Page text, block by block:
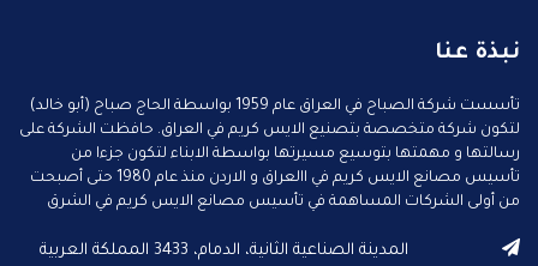
نبذة عنا
تأسست شركة الصباح في العراق عام 1959 بواسطة الحاج صباح (أبو خالد)
لتكون شركة متخصصة بتصنيع الايس كريم في العراق. حافظت الشركة على
رسالتها و مهمتها بتوسيع مسيرتها بواسطة الابناء لتكون جزءا من
تأسيس مصانع الايس كريم في االعراق و الاردن منذ عام 1980 حتى أصبحت
من أولى الشركات المساهمة في تأسيس مصانع الايس كريم في الشرق
المدينة الصناعية الثانية، الدمام، 3433 المملكة العربية